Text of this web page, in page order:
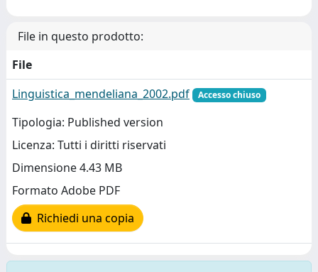
File in questo prodotto:
File
Linguistica_mendeliana_2002.pdf
Accesso chiuso
Tipologia: Published version
Licenza: Tutti i diritti riservati
Dimensione 4.43 MB
Formato Adobe PDF
Richiedi una copia